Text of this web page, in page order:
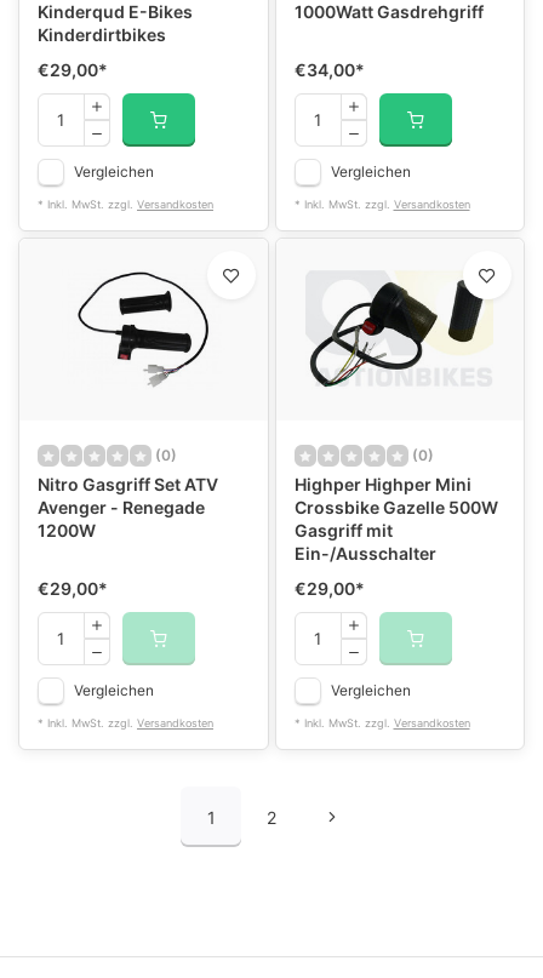
Kinderqud E-Bikes
Kinderdirtbikes
€29,00*
Vergleichen
* Inkl. MwSt. zzgl. Versandkosten
1000Watt Gasdrehgriff
€34,00*
Vergleichen
* Inkl. MwSt. zzgl. Versandkosten
(0)
Nitro Gasgriff Set ATV
Avenger - Renegade
1200W
€29,00*
Vergleichen
* Inkl. MwSt. zzgl. Versandkosten
(0)
Highper Highper Mini
Crossbike Gazelle 500W
Gasgriff mit
Ein-/Ausschalter
€29,00*
Vergleichen
* Inkl. MwSt. zzgl. Versandkosten
1 2